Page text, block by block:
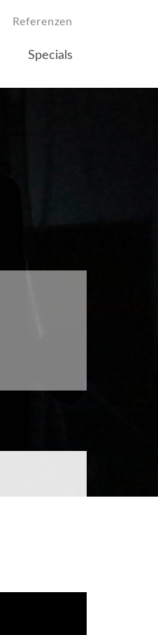
Referenzen
Specials